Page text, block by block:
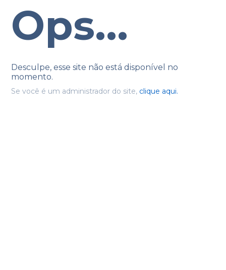
Ops...
Desculpe, esse site não está disponível no
momento.
Se você é um administrador do site, clique aqui.